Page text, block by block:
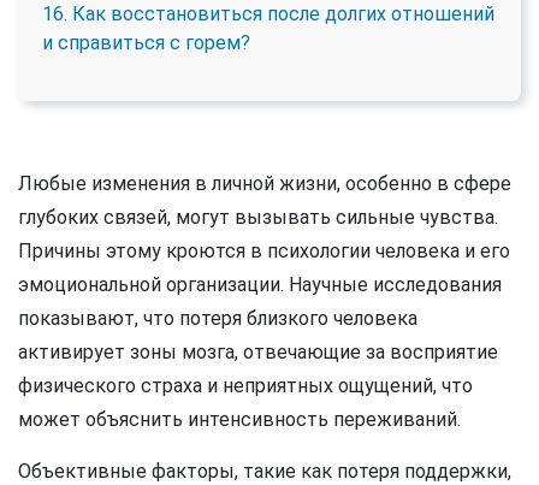
16. Как восстановиться после долгих отношений
и справиться с горем?
Любые изменения в личной жизни, особенно в сфере
глубоких связей, могут вызывать сильные чувства.
Причины этому кроются в психологии человека и его
эмоциональной организации. Научные исследования
показывают, что потеря близкого человека
активирует зоны мозга, отвечающие за восприятие
физического страха и неприятных ощущений, что
может объяснить интенсивность переживаний.
Объективные факторы, такие как потеря поддержки,